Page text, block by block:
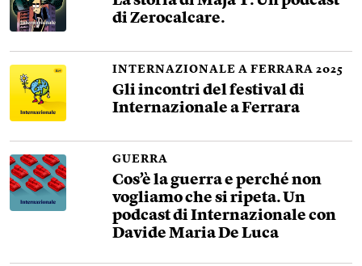
di Zerocalcare.
INTERNAZIONALE A FERRARA 2025
Gli incontri del festival di
Internazionale a Ferrara
GUERRA
Cos’è la guerra e perché non
vogliamo che si ripeta. Un
podcast di Internazionale con
Davide Maria De Luca